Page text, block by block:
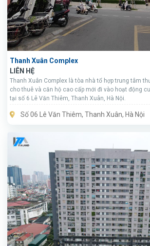
Thanh Xuân Complex
LIÊN HỆ
Thanh Xuân Complex là tòa nhà tổ hợp trung tâm
cho thuê và căn hộ cao cấp mới đi vào hoạt động
tại số 6 Lê Văn Thiêm, Thanh Xuân, Hà Nội.
Số 06 Lê Văn Thiêm, Thanh Xuân, Hà Nội